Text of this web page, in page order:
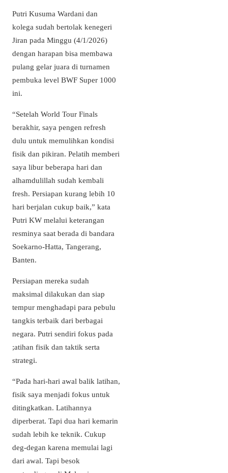
Putri Kusuma Wardani dan
kolega sudah bertolak kenegeri
Jiran pada Minggu (4/1/2026)
dengan harapan bisa membawa
pulang gelar juara di turnamen
pembuka level BWF Super 1000
ini.
“Setelah World Tour Finals
berakhir, saya pengen refresh
dulu untuk memulihkan kondisi
fisik dan pikiran. Pelatih memberi
saya libur beberapa hari dan
alhamdulillah sudah kembali
fresh. Persiapan kurang lebih 10
hari berjalan cukup baik,” kata
Putri KW melalui keterangan
resminya saat berada di bandara
Soekarno-Hatta, Tangerang,
Banten.
Persiapan mereka sudah
maksimal dilakukan dan siap
tempur menghadapi para pebulu
tangkis terbaik dari berbagai
negara. Putri sendiri fokus pada
;atihan fisik dan taktik serta
strategi.
“Pada hari-hari awal balik latihan,
fisik saya menjadi fokus untuk
ditingkatkan. Latihannya
diperberat. Tapi dua hari kemarin
sudah lebih ke teknik. Cukup
deg-degan karena memulai lagi
dari awal. Tapi besok